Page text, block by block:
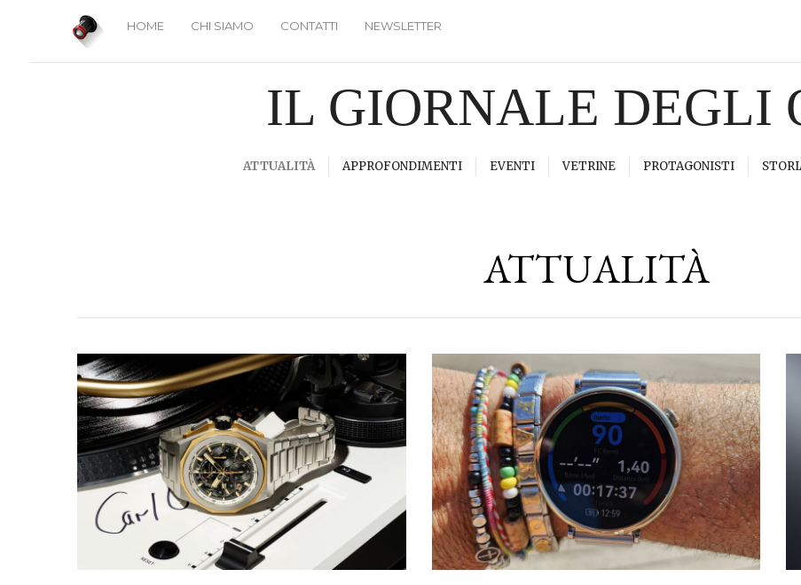
HOME CHI SIAMO CONTATTI NEWSLETTER
IL GIORNALE DEGLI
ATTUALITÀ APPROFONDIMENTI EVENTI VETRINE PROTAGONISTI
ATTUALITÀ